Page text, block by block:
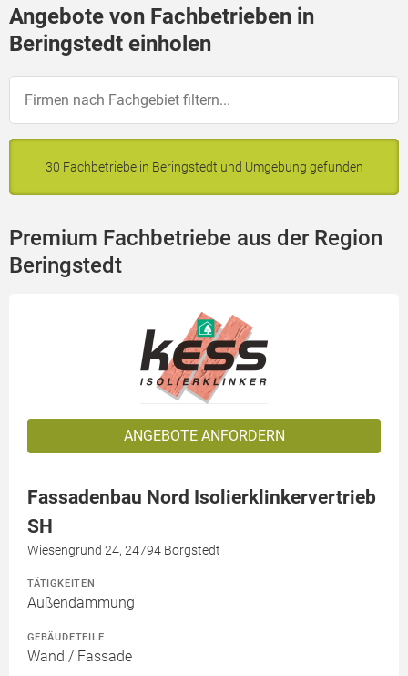
Angebote von Fachbetrieben in
Beringstedt einholen
30 Fachbetriebe in Beringstedt und Umgebung gefunden
Premium Fachbetriebe aus der Region
Beringstedt
ANGEBOTE ANFORDERN
Fassadenbau Nord Isolierklinkervertrieb
SH
Wiesengrund 24, 24794 Borgstedt
TÄTIGKEITEN
Außendämmung
GEBÄUDETEILE
Wand / Fassade